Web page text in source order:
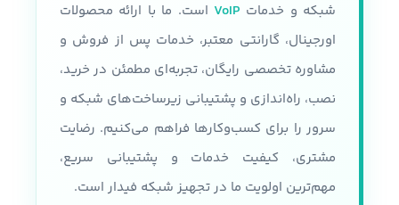
شبکه و خدمات VoIP است. ما با ارائه محصولات
اورجینال، گارانتی معتبر، خدمات پس از فروش و
مشاوره تخصصی رایگان، تجربه‌ای مطمئن در خرید،
نصب، راه‌اندازی و پشتیبانی زیرساخت‌های شبکه و
سرور را برای کسب‌وکارها فراهم می‌کنیم. رضایت
مشتری، کیفیت خدمات و پشتیبانی سریع،
مهم‌ترین اولویت ما در تجهیز شبکه فیدار است.